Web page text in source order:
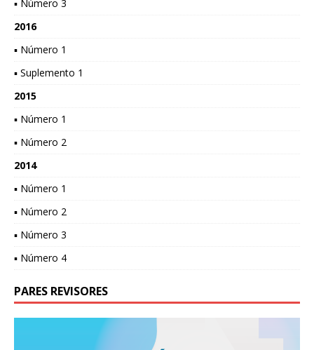
▪ Número 3
2016
▪ Número 1
▪ Suplemento 1
2015
▪ Número 1
▪ Número 2
2014
▪ Número 1
▪ Número 2
▪ Número 3
▪ Número 4
PARES REVISORES